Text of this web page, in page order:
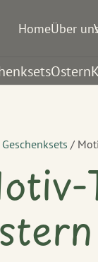
HomeÜber
Ostern
Geschenksets /